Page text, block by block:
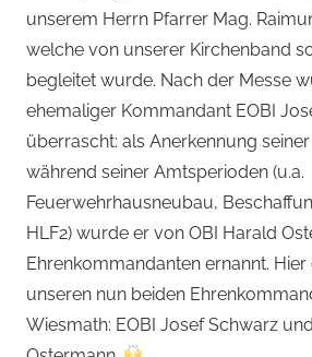
unserem Herrn Pfarrer Mag.
welche von unserer Kirchenband
begleitet wurde. Nach der Messe
ehemaliger Kommandant EOBI
überrascht: als Anerkennung
während seiner Amtsperioden (u.a.
Feuerwehrhausneubau,
HLF2) wurde er von OBI Harald
Ehrenkommandanten ernannt. Hier
unseren nun beiden
Wiesmath: EOBI Josef Schwarz